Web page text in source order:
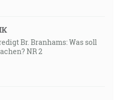
Br. Branhams: Was soll
NR 2